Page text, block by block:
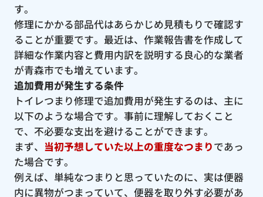
す。
修理にかかる部品代はあらかじめ見積もりで確認す
ることが重要です。最近は、作業報告書を作成して
詳細な作業内容と費用内訳を説明する良心的な業者
が青森市でも増えています。
追加費用が発生する条件
トイレつまり修理で追加費用が発生するのは、主に
以下のような場合です。事前に理解しておくこと
で、不必要な支出を避けることができます。
まず、 当初予想していた以上の重度なつまりであっ
た場合です。
例えば、単純なつまりと思っていたのに、実は便器
内に異物がつまっていて、便器を取り外す必要があ